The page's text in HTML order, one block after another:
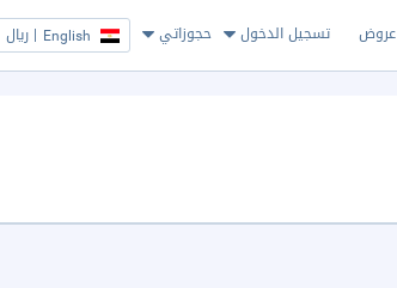
عروض تسجيل الدخول حجوزاتي English
| ريال